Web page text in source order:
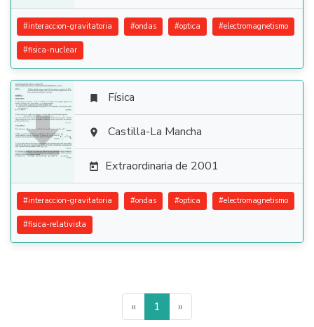
#interaccion-gravitatoria #ondas #optica #electromagnetismo
#fisica-nuclear

 Física
 Castilla-La Mancha
 Extraordinaria de 2001
#interaccion-gravitatoria #ondas #optica #electromagnetismo
#fisica-relativista
« 1 »